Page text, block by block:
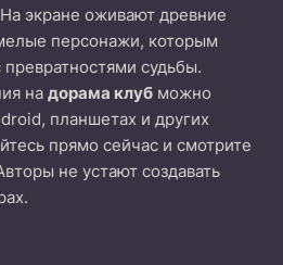
экране оживают древние
персонажи, которым
превратностями судьбы.
на дорама клуб можно
планшетах и других
прямо сейчас и смотрите
не устают создавать